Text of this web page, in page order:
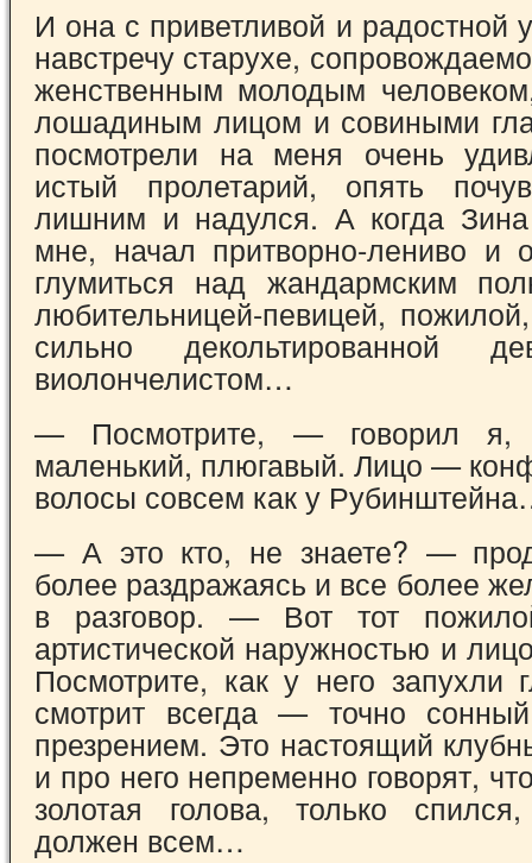
И она с приветливой и радостной
навстречу старухе,
женственным молодым
лошадиным лицом и совиными
посмотрели на меня очень
истый пролетарий, опять
лишним и надулся. А когда
мне, начал притворно-лениво и
глумиться над жандармским
любительницей-певицей,
сильно декольтированной
виолончелистом…
— Посмотрите, — говорил
маленький, плюгавый. Лицо —
волосы совсем как у
— А это кто, не знаете? —
более раздражаясь и все более
в разговор. — Вот тот
артистической наружностью и
Посмотрите, как у него запухли
смотрит всегда — точно
презрением. Это настоящий
и про него непременно говорят,
золотая голова, только
должен всем…